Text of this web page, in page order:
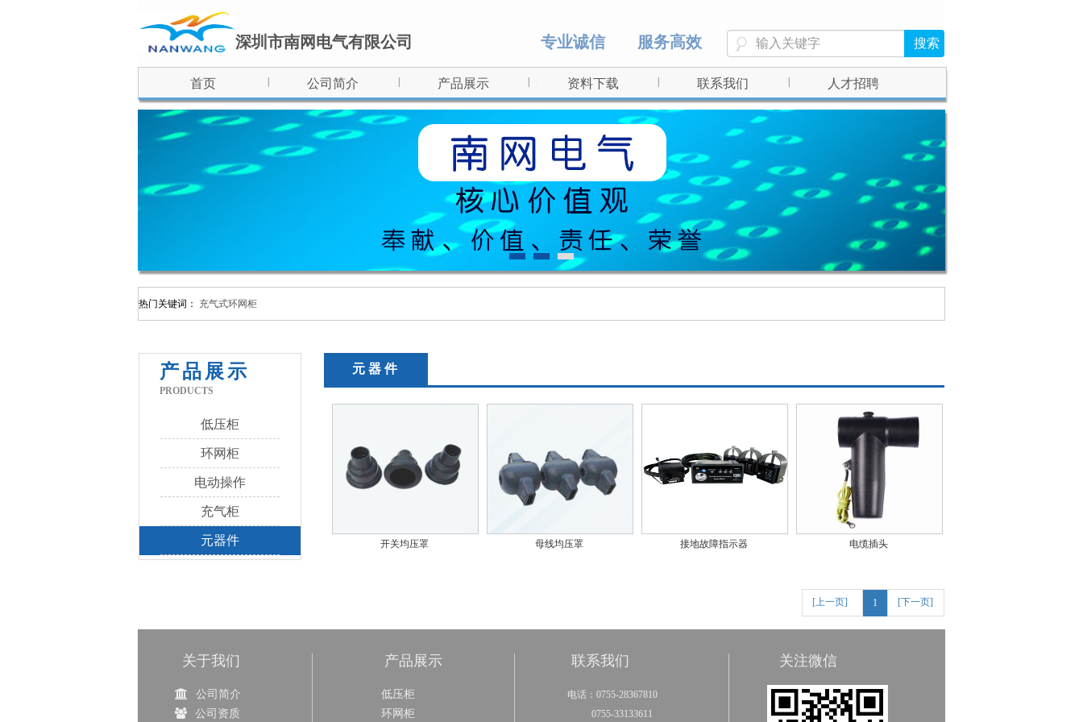
深圳市南网电气有限公司 专业诚信 服务高效
首页 公司简介 产品展示 资料下载 联系我们 人才招聘
热门关键词： 充气式环网柜
产品展示
PRODUCTS
低压柜
环网柜
电动操作
充气柜
元器件
元器件
开关均压罩 母线均压罩 接地故障指示器 电缆插头
[上一页] 1 [下一页]
关于我们
公司简介
公司资质
产品展示
低压柜
环网柜
联系我们
电话：0755-28367810
0755-33133611
关注微信